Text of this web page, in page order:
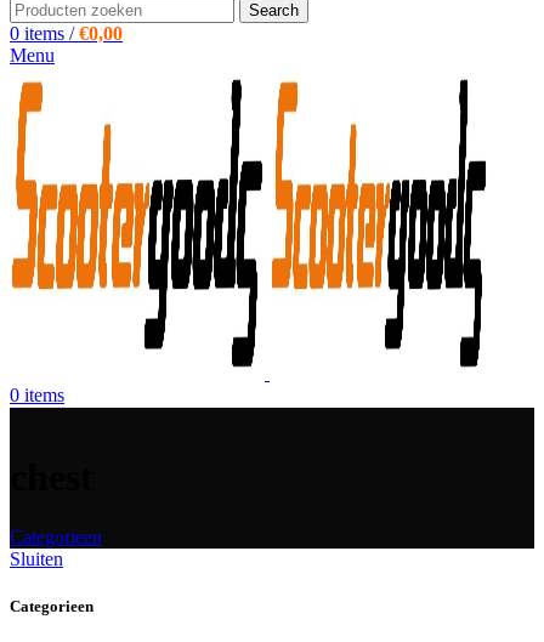
Search
0 items / €0,00
Menu
0 items
Categorieen
Sluiten
Categorieen